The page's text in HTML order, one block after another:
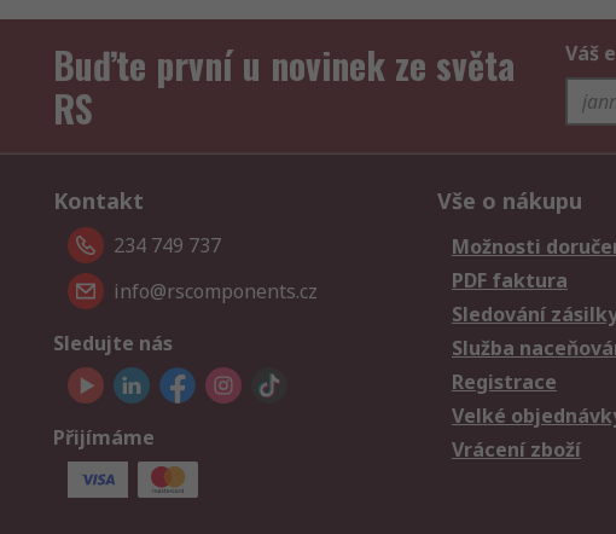
Buďte první u novinek ze světa
RS
Váš
Kontakt
234 749 737
info@rscomponents.cz
Sledujte nás
Přijímáme
Vše o nákupu
Možnosti
PDF faktura
Sledování
Služba
Registrace
Velké
Vrácení zboží